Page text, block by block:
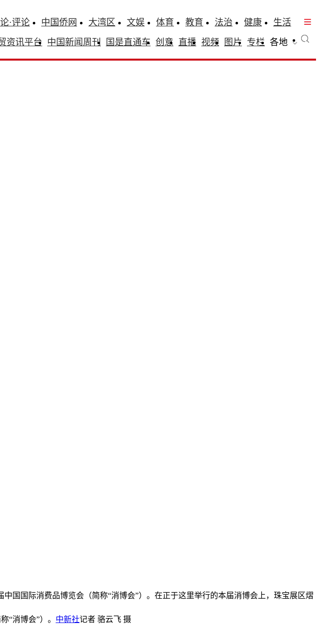
·评论 中国侨网 大湾区 文娱 体育 教育 法治 健康
生活
资讯平台 中国新闻周刊 国是直通车 创意 直播 视频 图片 专栏 各地
国国际消费品博览会（简称“消博会”）。在正于这里举行的本届消博会上，珠宝展区熠
“消博会”）。 中新社记者 骆云飞 摄